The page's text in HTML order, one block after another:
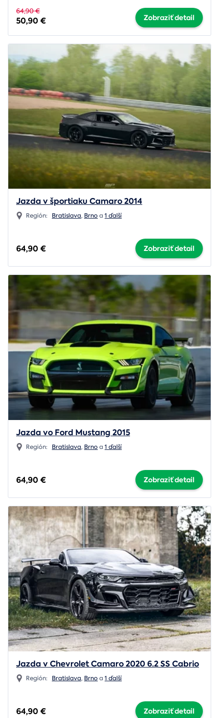
64,90 €
50,90 € Zobraziť detail
Jazda v športiaku Camaro 2014
Región: Bratislava, Brnoa 1 ďalší
64,90 € Zobraziť detail
Jazda vo Ford Mustang 2015
Región: Bratislava, Brnoa 1 ďalší
64,90 € Zobraziť detail
Jazda v Chevrolet Camaro 2020 6.2 SS Cabrio
Región: Bratislava, Brnoa 1 ďalší
64,90 € Zobraziť detail